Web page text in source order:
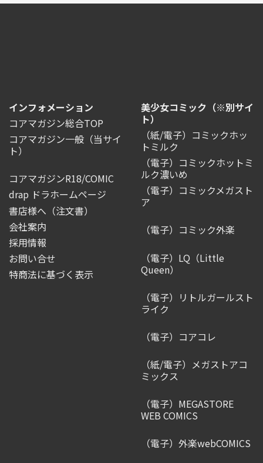
インフォメーション
コアマガジン総合TOP
コアマガジン一般 （当サイ
ト）
コアマガジンR18/COMIC
drap ドラホームページ
書店様へ（注文書）
会社案内
採用情報
お問い合せ
特商法に基づく表示
美少女コミック（※別サイ
ト）
（紙/電子）コミックホッ
トミルク
（電子）コミックホットミ
ルク濃いめ
（電子）コミックメガスト
ア
（電子）コミック外楽
（電子）LQ（Little
Queen）
（電子）リトルガールスト
ライク
（電子）コアコレ
（紙/電子）メガストアコ
ミックス
（電子）MEGASTORE
WEB COMICS
（電子）外楽webCOMICS